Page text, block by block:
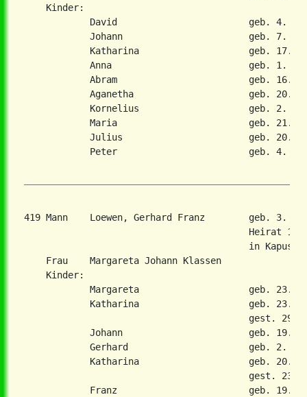
    Kinder:
David                        geb. 4.
Johann                       geb. 7.
Katharina                    geb. 17.
Anna                         geb. 1.
Abram                        geb. 16.
Aganetha                     geb. 20.
Kornelius                    geb. 2.
Maria                        geb. 21.
Julius                       geb. 20.
Peter                        geb. 4.
419 Mann    Loewen, Gerhard Franz        geb. 3.
Heirat 1.
in
    Frau    Margareta Johann Klassen
    Kinder:
Margareta                    geb. 23.
Katharina                    geb. 23.
gest. 29.
Johann                       geb. 19.
Gerhard                      geb. 2.
Katharina                    geb. 20.
gest. 23.
Franz                        geb. 19.